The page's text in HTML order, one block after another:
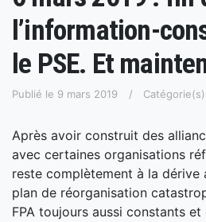
l’information-
le PSE. Et
Publié le 9 mars 2019
Après avoir construit des
avec certaines organisations
reste complètement à la dérive
plan de réorganisation
FPA toujours aussi constants